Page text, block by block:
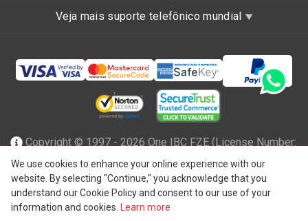
We use cookies to enhance your online experience with our
website. By selecting "Continue," you acknowledge that you
understand our Cookie Policy and consent to our use of your
information and cookies.
Learn more
Veja mais suporte telefônico mundial
Copyright © 1997 - 2026 One IBC FZE (License Number:
47001217), incorporada em Ras Al Khaimah, nos Emirados
Árabes Unidos com responsabilidade limitada e uma firma
membro da rede One IBC de entidade legal independente e